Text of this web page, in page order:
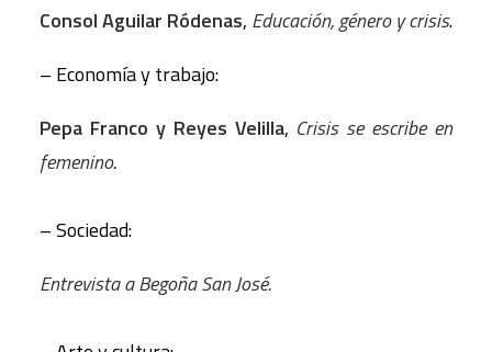
Consol Aguilar Ródenas, Educación, género y crisis.
– Economía y trabajo:
Pepa Franco y Reyes Velilla, Crisis se escribe en
femenino.
– Sociedad:
Entrevista a Begoña San José.